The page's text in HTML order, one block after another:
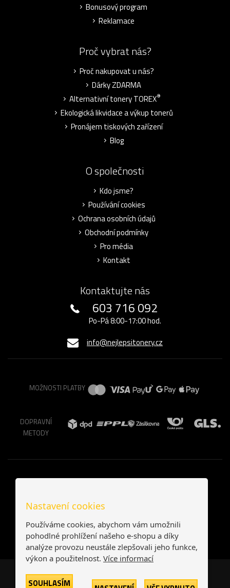
Bonusový program
Reklamace
Proč vybrat nás?
Proč nakupovat u nás?
Dárky ZDARMA
Alternativní tonery TOREX®
Ekologická likvidace a výkup tonerů
Pronájem tiskových zařízení
Blog
O společnosti
Kdo jsme?
Používání cookies
Ochrana osobních údajů
Obchodní podmínky
Pro média
Kontakt
Kontaktujte nás
603 716 092
Po-Pá 8:00-17:00 hod.
info@nejlepsitonery.cz
MOŽNOSTI PLATBY
DOPRAVNÍ
METODY
Česká republika Slovensko
Nastavení cookies
Používáme cookies, abychom vám umožnili
pohodlné prohlížení našeho e-shopu a díky
analýze provozu neustále zlepšovali jeho funkce,
výkon a použitelnost. Více informací
SOUHLASÍM